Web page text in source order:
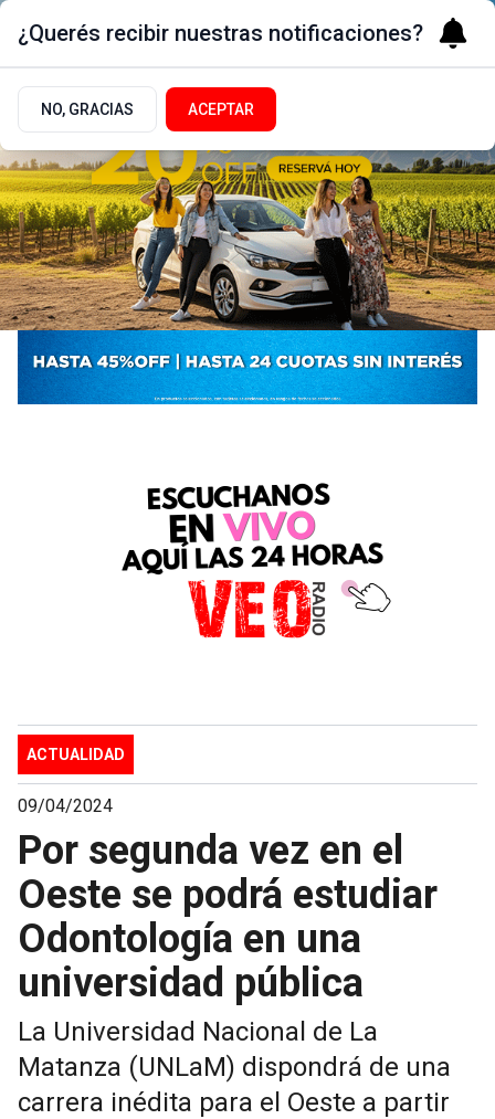
ACTUALIDAD
09/04/2024
Por segunda vez en el
Oeste se podrá estudiar
Odontología en una
universidad pública
La Universidad Nacional de La
Matanza (UNLaM) dispondrá de una
carrera inédita para el Oeste a partir
¿Querés recibir nuestras notificaciones?
NO, GRACIAS ACEPTAR